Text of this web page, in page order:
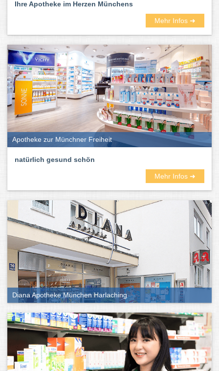
Ihre Apotheke im Herzen Münchens
Mehr Infos ➜
Apotheke zur Münchner Freiheit
natürlich gesund schön
Mehr Infos ➜
Diana Apotheke München Harlaching